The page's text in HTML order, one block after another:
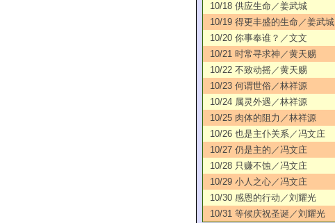
10/18 供应生命／姜武城
10/19 得更丰盛的生命／姜武城
10/20 你事奉谁？／文文
10/21 时常寻求神／黄天赐
10/22 不致动摇／黄天赐
10/23 何谓世俗／林祥源
10/24 属灵外遇／林祥源
10/25 肉体的阻力／林祥源
10/26 也是主仆关系／冯文庄
10/27 仍是主的／冯文庄
10/28 只赚不蚀／冯文庄
10/29 小人之心／冯文庄
10/30 感恩的行动／刘耀光
10/31 等候庆祝圣诞／刘耀光